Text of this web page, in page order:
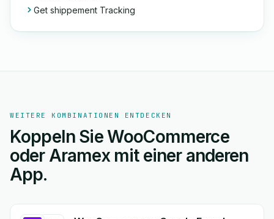
Get shippement Tracking
WEITERE KOMBINATIONEN ENTDECKEN
Koppeln Sie WooCommerce
oder Aramex mit einer anderen
App.